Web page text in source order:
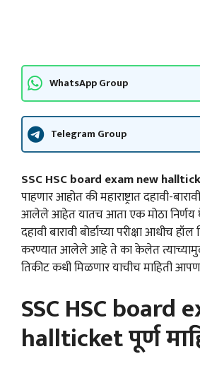
WhatsApp Group
Telegram Group
SSC HSC board exam new
पाहणार आहोत की महाराष्ट्रात दहावी-
आलेले आहेत यातच आता एक मोठा
दहावी बारावी बोर्डाच्या परीक्षा आधीच
करण्यात आलेले आहे ते का केलेत
तिकीट कधी मिळणार याचीच माहिती
SSC HSC board
hallticket पूर्ण